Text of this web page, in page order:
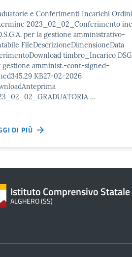
e Conferimenti Incarichi
2023_02_02_Conferimento
per la gestione amministrativo-
FileDescrizioneDimensioneData
timbro_Incarico
gestione amminist.-cont-signed-
KB27-02-2026
…
DI PIÙ
Istituto Comprensivo Statale
ALGHERO (SS)